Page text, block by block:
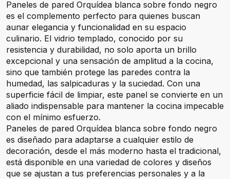
Paneles de pared Orquídea blanca sobre fondo negro
es el complemento perfecto para quienes buscan
aunar elegancia y funcionalidad en su espacio
culinario. El vidrio templado, conocido por su
resistencia y durabilidad, no solo aporta un brillo
excepcional y una sensación de amplitud a la cocina,
sino que también protege las paredes contra la
humedad, las salpicaduras y la suciedad. Con una
superficie fácil de limpiar, este panel se convierte en un
aliado indispensable para mantener la cocina impecable
con el mínimo esfuerzo.
Paneles de pared Orquídea blanca sobre fondo negro
es diseñado para adaptarse a cualquier estilo de
decoración, desde el más moderno hasta el tradicional,
está disponible en una variedad de colores y diseños
que se ajustan a tus preferencias personales y a la